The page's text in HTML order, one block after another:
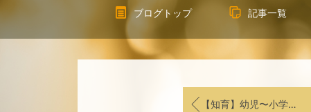
ブログトップ 記事一覧
【知育】幼児〜小学生向け！おすすめSwitchゲーム